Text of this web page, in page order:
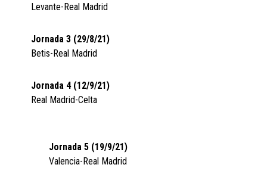
Levante-Real Madrid
Jornada 3 (29/8/21)
Betis-Real Madrid
Jornada 4 (12/9/21)
Real Madrid-Celta
Jornada 5 (19/9/21)
Valencia-Real Madrid